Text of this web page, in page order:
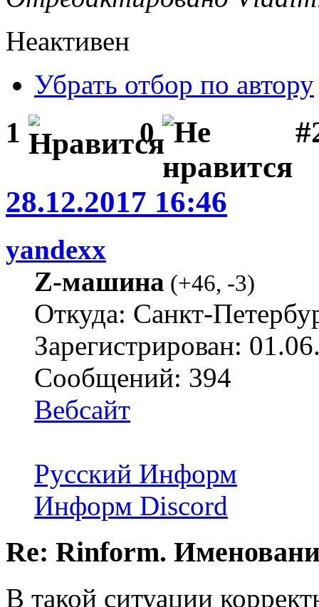
Неактивен
Убрать отбор по автору
1 0
28.12.2017 16:46
yandexx
Z-машина (+46, -3)
Откуда: Санкт-
Зарегистрирован:
Сообщений: 394
Вебсайт
Русский Информ
Информ Discord
Re: Rinform.
В такой ситуации